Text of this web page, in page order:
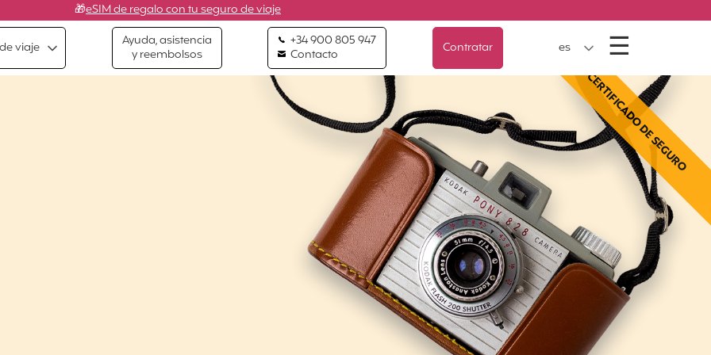
🎁eSIM de regalo con tu seguro de viaje
viaje
Ayuda, asistencia
y reembolsos
+34 900 805 947
Contacto
Contratar es ☰
CERTIFICADO DE SEGURO